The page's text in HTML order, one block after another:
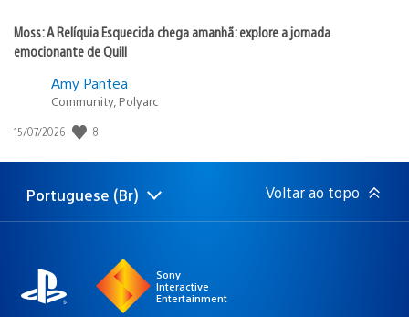
Moss: A Relíquia Esquecida chega amanhã: explore a jornada
emocionante de Quill
Amy Pantea
Community, Polyarc
Data
publicação:
15/07/2026 8
Selecione
uma
Região
atual:
Portuguese (Br) Voltar ao topo
Sony
Interactive
Entertainment